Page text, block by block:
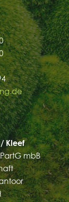
Kleef
mbB